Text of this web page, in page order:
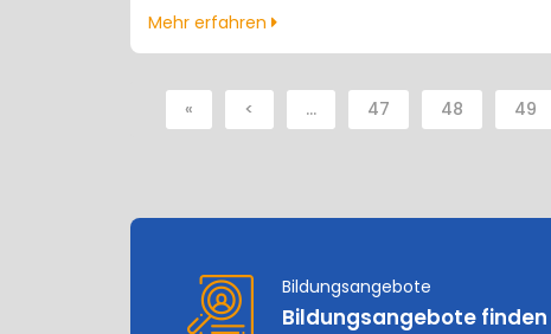
Mehr erfahren
« < … 47 48 49
Bildungsangebote
Bildungsangebote finden